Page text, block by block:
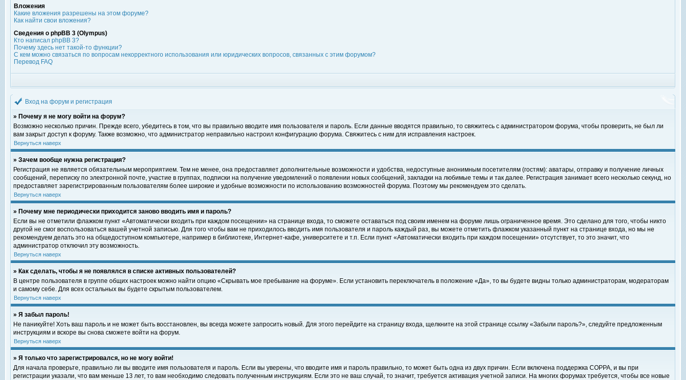
Вложения
Какие вложения разрешены на этом форуме?
Как найти свои вложения?
Сведения о phpBB 3 (Olympus)
Кто написал phpBB 3?
Почему здесь нет такой-то функции?
С кем можно связаться по вопросам некорректного использования или юридических вопросов, связанных с этим форумом?
Перевод FAQ
Вход на форум и регистрация
» Почему я не могу войти на форум?
Возможно несколько причин. Прежде всего, убедитесь в том, что вы правильно вводите имя пользователя и пароль. Если данные вводятся правильно, то свяжитесь с администратором форума, чтобы проверить, не был ли
вам закрыт доступ к форуму. Также возможно, что администратор неправильно настроил конфигурацию форума. Свяжитесь с ним для исправления настроек.
Вернуться наверх
» Зачем вообще нужна регистрация?
Регистрация не является обязательным мероприятием. Тем не менее, она предоставляет дополнительные возможности и удобства, недоступные анонимным посетителям (гостям): аватары, отправку и получение личных
сообщений, переписку по электронной почте, участие в группах, подписки на получение уведомлений о появлении новых сообщений, закладки на любимые темы и так далее. Регистрация занимает всего несколько секунд, но
предоставляет зарегистрированным пользователям более широкие и удобные возможности по использованию возможностей форума. Поэтому мы рекомендуем это сделать.
Вернуться наверх
» Почему мне периодически приходится заново вводить имя и пароль?
Если вы не отметили флажком пункт «Автоматически входить при каждом посещении» на странице входа, то сможете оставаться под своим именем на форуме лишь ограниченное время. Это сделано для того, чтобы никто
другой не смог воспользоваться вашей учетной записью. Для того чтобы вам не приходилось вводить имя пользователя и пароль каждый раз, вы можете отметить флажком указанный пункт на странице входа, но мы не
рекомендуем делать это на общедоступном компьютере, например в библиотеке, Интернет-кафе, университете и т.п. Если пункт «Автоматически входить при каждом посещении» отсутствует, то это значит, что
администратор отключил эту возможность.
Вернуться наверх
» Как сделать, чтобы я не появлялся в списке активных пользователей?
В центре пользователя в группе общих настроек можно найти опцию «Скрывать мое пребывание на форуме». Если установить переключатель в положение «Да», то вы будете видны только администраторам, модераторам
и самому себе. Для всех остальных вы будете скрытым пользователем.
Вернуться наверх
» Я забыл пароль!
Не паникуйте! Хоть ваш пароль и не может быть восстановлен, вы всегда можете запросить новый. Для этого перейдите на страницу входа, щелкните на этой странице ссылку «Забыли пароль?», следуйте предложенным
инструкциям и вскоре вы снова сможете войти на форум.
Вернуться наверх
» Я только что зарегистрировался, но не могу войти!
Для начала проверьте, правильно ли вы вводите имя пользователя и пароль. Если вы уверены, что вводите имя и пароль правильно, то может быть одна из двух причин. Если включена поддержка COPPA, и вы при
регистрации указали, что вам меньше 13 лет, то вам необходимо следовать полученным инструкциям. Если это не ваш случай, то значит, требуется активация учетной записи. На многих форумах требуется, чтобы все новые